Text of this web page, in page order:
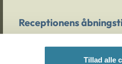
Tillad alle
Receptionens